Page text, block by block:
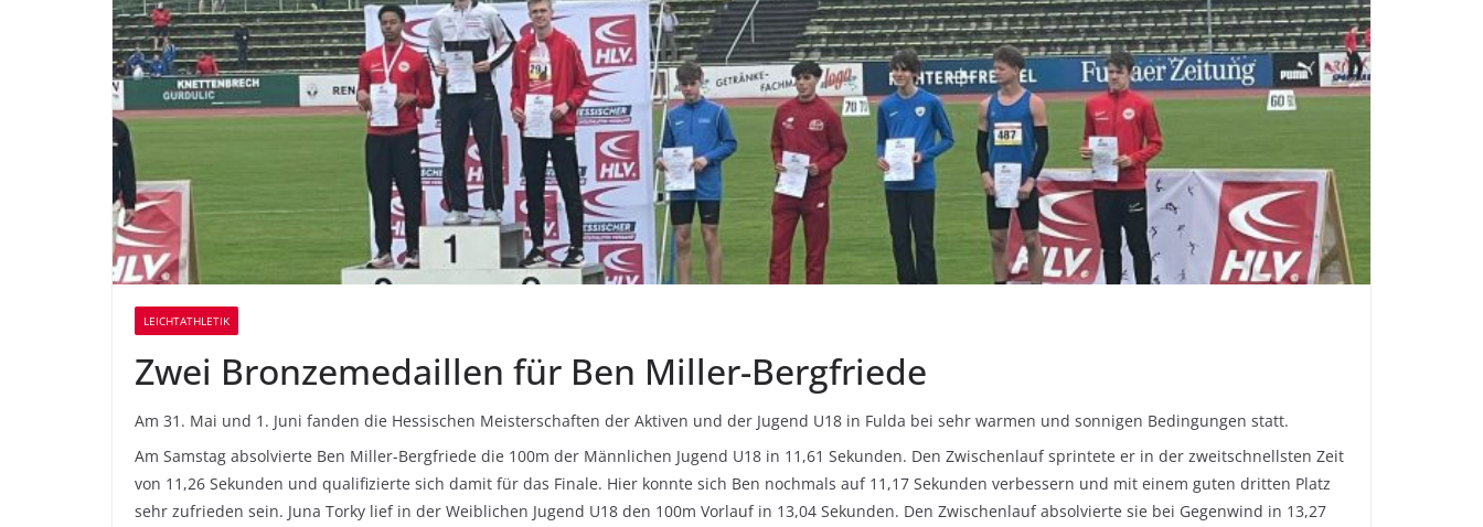
LEICHTATHLETIK
Zwei Bronzemedaillen für Ben Miller-Bergfriede
Am 31. Mai und 1. Juni fanden die Hessischen Meisterschaften der Aktiven und der Jugend U18 in Fulda bei sehr warmen und sonnigen Bedingungen statt.
Am Samstag absolvierte Ben Miller-Bergfriede die 100m der Männlichen Jugend U18 in 11,61 Sekunden. Den Zwischenlauf sprintete er in der zweitschnellsten Zeit
von 11,26 Sekunden und qualifizierte sich damit für das Finale. Hier konnte sich Ben nochmals auf 11,17 Sekunden verbessern und mit einem guten dritten Platz
sehr zufrieden sein. Juna Torky lief in der Weiblichen Jugend U18 den 100m Vorlauf in 13,04 Sekunden. Den Zwischenlauf absolvierte sie bei Gegenwind in 13,27